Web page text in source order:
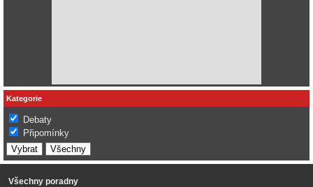
Kategorie
Debaty
Připomínky
Všechny poradny